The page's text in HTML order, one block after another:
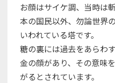
お顔はサイケ調、当時は
本の国民以外、勿論世界
いわれている塔です。
糖の裏には過去をあらわ
金の顔があり、その意味
がるとされています。